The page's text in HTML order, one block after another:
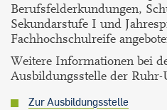
Berufsfelderkundungen,
Sekundarstufe I und
Fachhochschulreife
Weitere Informationen bei
Ausbildungsstelle der Ruhr-
Zur Ausbildungsstelle